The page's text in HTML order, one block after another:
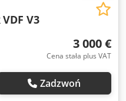
VDF V3
3 000 €
Cena stała plus VAT
Zadzwoń